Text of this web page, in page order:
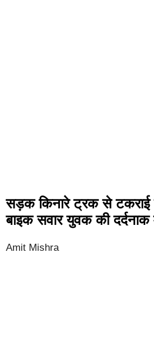
सड़क किनारे ट्रक से टकराई
बाइक सवार युवक की दर्दनाक
Amit Mishra